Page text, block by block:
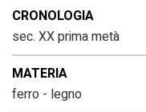
CRONOLOGIA
sec. XX prima metà
MATERIA
ferro - legno